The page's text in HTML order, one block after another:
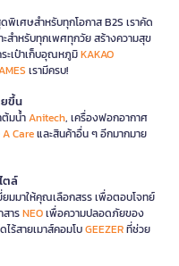
เศษสำหรับทุกโอกาส B2S เราคัด
ะสำหรับทุกเพศทุกวัย สร้างความสุข
ะเป๋าเก็บอุณหภูมิKAKAO
เรามีครบ!
ยขึ้น
ต้มน้ำAnitech, เครื่องฟอกอากาศ
Careและสินค้าอื่น ๆ อีกมากมาย
ตล์
มมาให้คุณเลือกสรร เพื่อตอบโจทย์
สารNEOเพื่อความปลอดภัยของ
ร้สายเมาส์คอมโบGEEZERที่ช่วย